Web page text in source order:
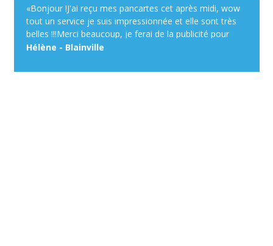
«Bonjour !J'ai reçu mes pancartes cet après midi, wow
tout un service je suis impressionnée et elle sont très
belles !!!Merci beaucoup, je ferai de la publicité pour
votre site devant mon chalet, avec plaisir !Bonne
Hélène - Blainville